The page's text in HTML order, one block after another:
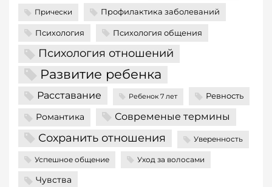
Прически Профилактика заболеваний
Психология Психология общения
Психология отношений
Развитие ребенка
Расставание Ребенок 7 лет Ревность
Романтика Современые термины
Сохранить отношения Уверенность
Успешное общение Уход за волосами
Чувства